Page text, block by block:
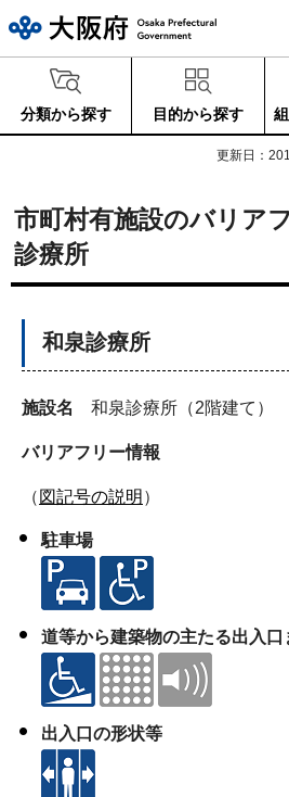
分類から探す 目的から探す
更新日：
市町村有施設のバリア
診療所
和泉診療所
施設名 和泉診療所（2階建て）
バリアフリー情報
（ 図記号の説明 ）
駐車場
道等から建築物の主たる出入口
出入口の形状等